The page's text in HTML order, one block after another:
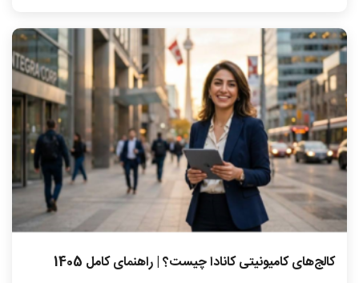
کالج‌های کامیونیتی کانادا چیست؟ | راهنمای کامل 1405